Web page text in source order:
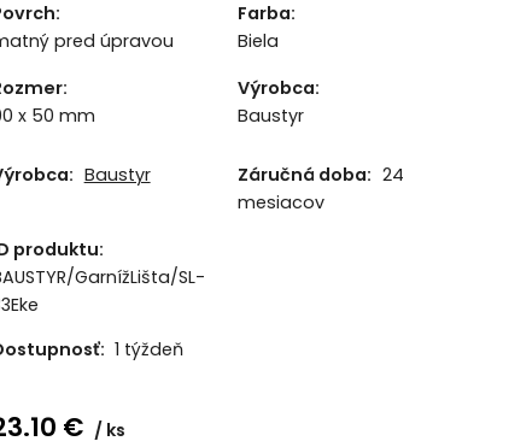
pred úpravou
Farba:
Biela
:
x 50 mm
Výrobca:
Baustyr
Baustyr Záručná doba: 24
mesiacov
produktu:
GarnížLišta/SL-
1 týždeň
€ ks